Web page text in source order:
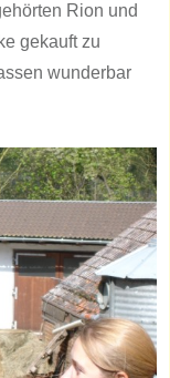
Rion und
gekauft zu
wunderbar